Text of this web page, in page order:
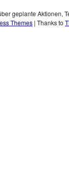
geplante Aktionen,
Themes | Thanks to